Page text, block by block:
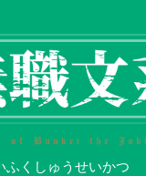
ふくしゅうせいかつ